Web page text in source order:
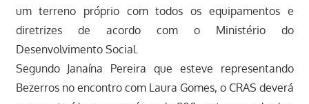
um terreno próprio com todos os equipamentos e
diretrizes de acordo com o Ministério do
Desenvolvimento Social.
Segundo Janaína Pereira que esteve representando
Bezerros no encontro com Laura Gomes, o CRAS deverá